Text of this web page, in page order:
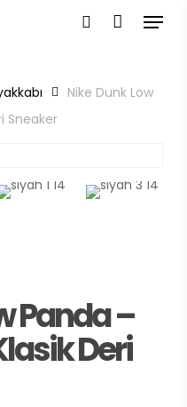
Menu
Nike Dunk Low
Sneaker
Panda –
Deri